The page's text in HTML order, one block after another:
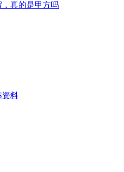
真的是甲方吗
资料